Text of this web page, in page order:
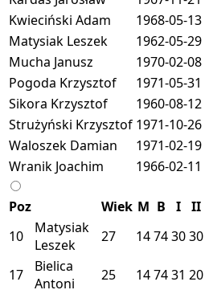
Kwieciński Adam
1968-05-13
Matysiak Leszek
1962-05-29
Mucha Janusz
1970-02-08
Pogoda Krzysztof
1971-05-31
Sikora Krzysztof
1960-08-12
Strużyński Krzysztof 1971-10-26
Waloszek Damian
1971-02-19
Wranik Joachim
1966-02-11
Poz Wiek M B I II
10
Matysiak
Leszek
27 14743030
17
Bielica
Antoni
25 147431 20